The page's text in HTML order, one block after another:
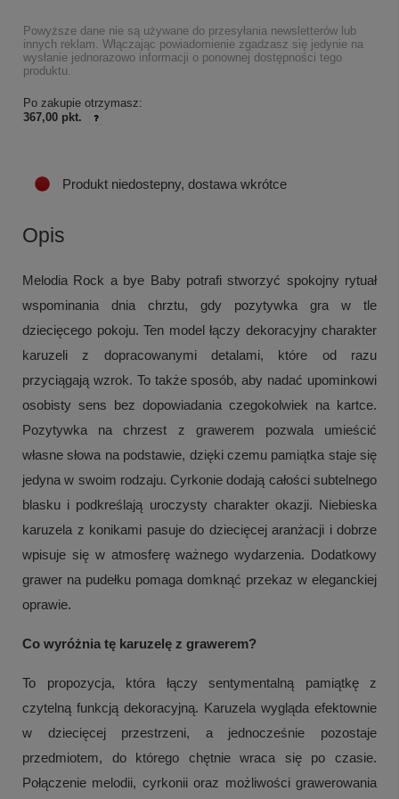
Powyższe dane nie są używane do przesyłania newsletterów lub
innych reklam. Włączając powiadomienie zgadzasz się jedynie na
wysłanie jednorazowo informacji o ponownej dostępności tego
produktu.
Po zakupie otrzymasz:
367,00 pkt.
Produkt niedostepny, dostawa wkrótce
Opis
Melodia Rock a bye Baby potrafi stworzyć spokojny rytuał
wspominania dnia chrztu, gdy pozytywka gra w tle
dziecięcego pokoju. Ten model łączy dekoracyjny charakter
karuzeli z dopracowanymi detalami, które od razu
przyciągają wzrok. To także sposób, aby nadać upominkowi
osobisty sens bez dopowiadania czegokolwiek na kartce.
Pozytywka na chrzest z grawerem pozwala umieścić
własne słowa na podstawie, dzięki czemu pamiątka staje się
jedyna w swoim rodzaju. Cyrkonie dodają całości subtelnego
blasku i podkreślają uroczysty charakter okazji. Niebieska
karuzela z konikami pasuje do dziecięcej aranżacji i dobrze
wpisuje się w atmosferę ważnego wydarzenia. Dodatkowy
grawer na pudełku pomaga domknąć przekaz w eleganckiej
oprawie.
Co wyróżnia tę karuzelę z grawerem?
To propozycja, która łączy sentymentalną pamiątkę z
czytelną funkcją dekoracyjną. Karuzela wygląda efektownie
w dziecięcej przestrzeni, a jednocześnie pozostaje
przedmiotem, do którego chętnie wraca się po czasie.
Połączenie melodii, cyrkonii oraz możliwości grawerowania